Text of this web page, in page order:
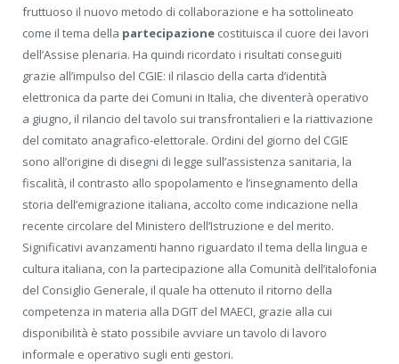
fruttuoso il nuovo metodo di collaborazione e ha sottolineato
come il tema della partecipazione costituisca il cuore dei lavori
dell’Assise plenaria. Ha quindi ricordato i risultati conseguiti
grazie all’impulso del CGIE: il rilascio della carta d’identità
elettronica da parte dei Comuni in Italia, che diventerà operativo
a giugno, il rilancio del tavolo sui transfrontalieri e la riattivazione
del comitato anagrafico-elettorale. Ordini del giorno del CGIE
sono all’origine di disegni di legge sull’assistenza sanitaria, la
fiscalità, il contrasto allo spopolamento e l’insegnamento della
storia dell’emigrazione italiana, accolto come indicazione nella
recente circolare del Ministero dell’Istruzione e del merito.
Significativi avanzamenti hanno riguardato il tema della lingua e
cultura italiana, con la partecipazione alla Comunità dell’italofonia
del Consiglio Generale, il quale ha ottenuto il ritorno della
competenza in materia alla DGIT del MAECI, grazie alla cui
disponibilità è stato possibile avviare un tavolo di lavoro
informale e operativo sugli enti gestori.